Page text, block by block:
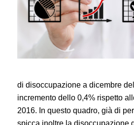
di disoccupazione a dicembre
incremento dello 0,4% rispetto
2016. In questo quadro, già di
spicca inoltre la disoccupazione